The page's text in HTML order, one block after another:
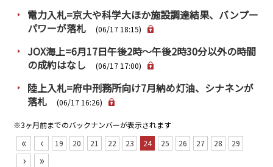
電力入札=京大や科学大ほか施設調達結果、バンプー
パワーが落札
(06/17 18:15)
JOX海上=6月17日午後2時～午後2時30分以外の時間
の成約はなし
(06/17 17:00)
陸上入札=府中刑務所向け7月納め灯油、シナネンが
落札
(06/17 16:26)
※3ヶ月前までのバックナンバーが表示されます
« ‹ 19 20 21 22 23 24 25 26 27 28 29
› »